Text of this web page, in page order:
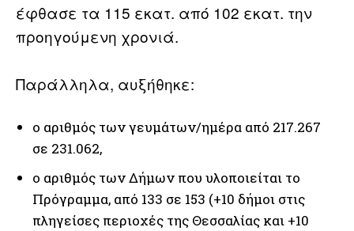
έφθασε τα 115 εκατ. από 102 εκατ. την
προηγούμενη χρονιά.
Παράλληλα, αυξήθηκε:
ο αριθμός των γευμάτων/ημέρα από 217.267
σε 231.062,
ο αριθμός των Δήμων που υλοποιείται το
Πρόγραμμα, από 133 σε 153 (+10 δήμοι στις
πληγείσες περιοχές της Θεσσαλίας και +10